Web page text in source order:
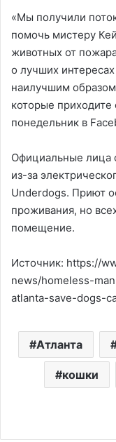
«Мы получили
помочь мистеру
животных от
о лучших
наилучшим
которые
понедельник в
Официальные лица
из-за
Underdogs. Приют
проживания, но
помещение.
Источник: https://
news/homeless-
atlanta-save-dogs-
Атланта
кошки